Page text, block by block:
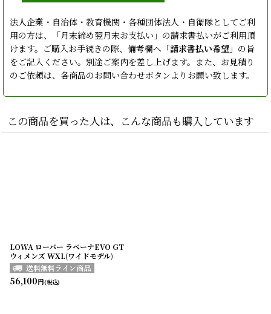
法人企業・自治体・教育機関・各種団体法人・自衛隊としてご利
用の方は、「月末締め翌月末お支払い」の請求書払いがご利用頂
けます。ご購入お手続きの際、備考欄へ「請求書払い希望 」の旨
をご記入ください。別途ご案内を差し上げます。また、お見積り
のご依頼は、各商品のお問い合わせボタンよりお願い致します。
この商品を買った人は、こんな商品も購入しています
LOWA ローバー ラベーナEVO GT
ウィメンズ WXL(ワイドモデル)
56,100円(税込)